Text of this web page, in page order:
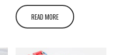
READ MORE